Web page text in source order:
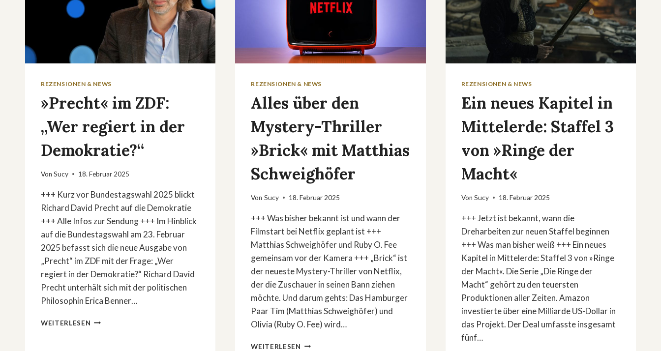
REZENSIONEN & NEWS
»Precht« im ZDF:
„Wer regiert in der
Demokratie?“
Von Sucy 18. Februar 2025
+++ Kurz vor Bundestagswahl 2025 blickt
Richard David Precht auf die Demokratie
+++ Alle Infos zur Sendung +++ Im Hinblick
auf die Bundestagswahl am 23. Februar
2025 befasst sich die neue Ausgabe von
„Precht“ im ZDF mit der Frage: „Wer
regiert in der Demokratie?“ Richard David
Precht unterhält sich mit der politischen
Philosophin Erica Benner…
WEITERLESEN »PRECHT«
REZENSIONEN & NEWS
Alles über den
Mystery-Thriller
»Brick« mit Matthias
Schweighöfer
Von Sucy 18. Februar 2025
+++ Was bisher bekannt ist und wann der
Filmstart bei Netflix geplant ist +++
Matthias Schweighöfer und Ruby O. Fee
gemeinsam vor der Kamera +++ „Brick“ ist
der neueste Mystery-Thriller von Netflix,
der die Zuschauer in seinen Bann ziehen
möchte. Und darum gehts: Das Hamburger
Paar Tim (Matthias Schweighöfer) und
Olivia (Ruby O. Fee) wird…
WEITERLESEN ALLES
REZENSIONEN & NEWS
Ein neues Kapitel in
Mittelerde: Staffel 3
von »Ringe der
Macht«
Von Sucy 18. Februar 2025
+++ Jetzt ist bekannt, wann die
Dreharbeiten zur neuen Staffel beginnen
+++ Was man bisher weiß +++ Ein neues
Kapitel in Mittelerde: Staffel 3 von »Ringe
der Macht«. Die Serie „Die Ringe der
Macht“ gehört zu den teuersten
Produktionen aller Zeiten. Amazon
investierte über eine Milliarde US-Dollar in
das Projekt. Der Deal umfasste insgesamt
fünf…